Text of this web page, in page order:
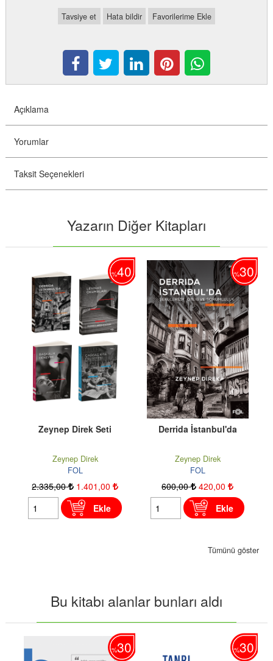
Tavsiye et Hata bildir Favorilerime Ekle
Açıklama
Yorumlar
Taksit Seçenekleri
Yazarın Diğer Kitapları
%40
Zeynep Direk Seti
Zeynep Direk
FOL
2.335,00 1.401 ,00
Ekle
%30
Derrida İstanbul'da
Zeynep Direk
FOL
600,00 420,00
Ekle
Tümünü göster
Bu kitabı alanlar bunları aldı
%30 %30